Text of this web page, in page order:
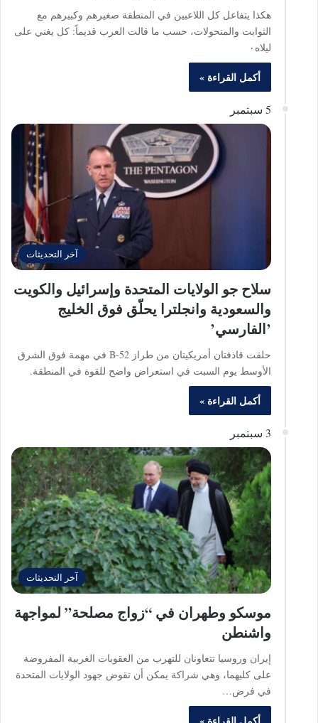
هكذا يتفاعل كل اللاعبين في المنطقة صغيرهم وكبيرهم مع
الثوابت والمتحولات، حسب ما قالت العرب قديماً: كل يغني على
ليلاه٠
أكمل القراءة »
5 سبتمبر
آخر التحديثات
سلاح جو الولايات المتحدة وإسرائيل والكويت
والسعودية وانجلترا يحلّق فوق الخليج
’الفارسي’
حلقت قاذفتان أمريكيتان من طراز B-52 في مهمة فوق الشرق
الأوسط يوم السبت في استعراض واضح للقوة في المنطقة.
أكمل القراءة »
3 سبتمبر
آخر التحديثات
موسكو وطهران في “زواج مصلحة” لمواجهة
واشنطن
إيران وروسيا تتعاونان للتهرب من العقوبات الغربية المفروضة
على كليهما، وهي شراكة يمكن أن تقوض جهود الولايات المتحدة
في فرض…